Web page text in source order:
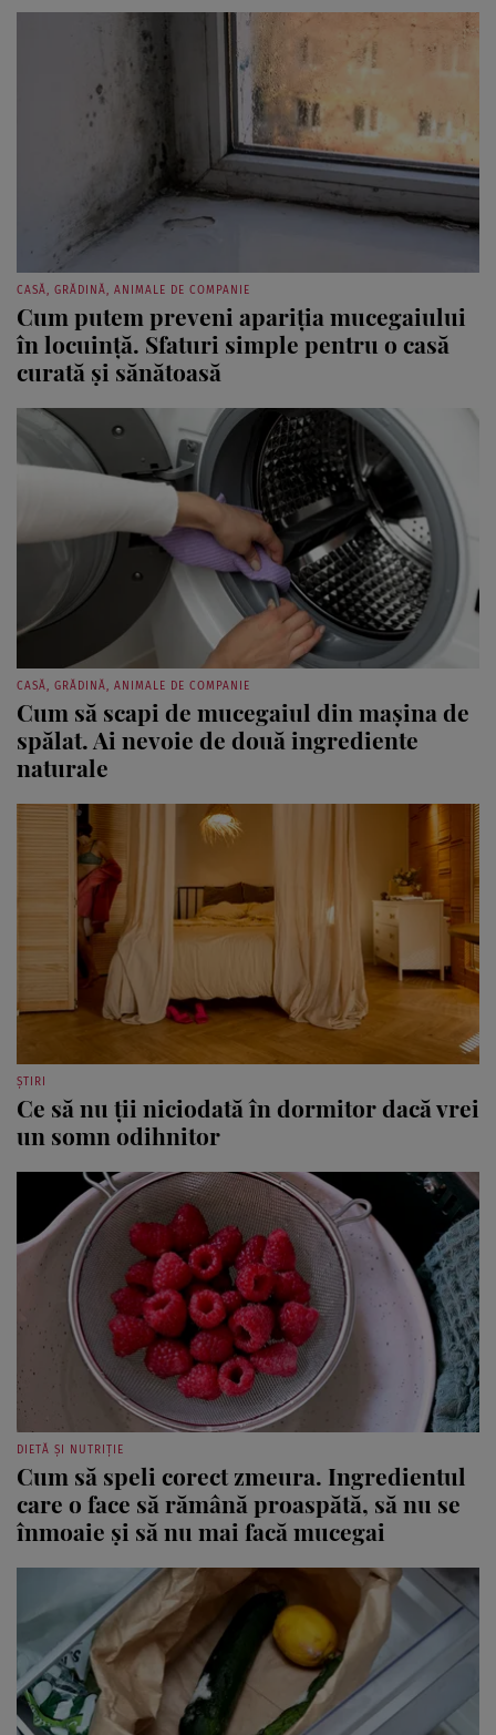
Cum putem preveni apariția mucegaiului
în locuință. Sfaturi simple pentru o casă
curată și sănătoasă
Cum să scapi de mucegaiul din mașina de
spălat. Ai nevoie de două ingrediente
naturale
Ce să nu ții niciodată în dormitor dacă vrei
un somn odihnitor
Cum să speli corect zmeura. Ingredientul
care o face să rămână proaspătă, să nu se
înmoaie și să nu mai facă mucegai